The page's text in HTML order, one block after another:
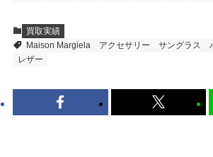
得いただければ、最短即日の
す。
地図を見る
買取実績
Maison Margiela
アクセサリー サングラス
レザー